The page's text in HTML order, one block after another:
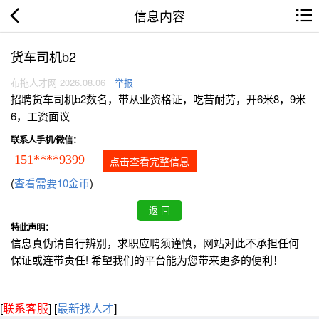
信息内容
货车司机b2
布拖人才网 2026.08.06 举报
招聘货车司机b2数名，带从业资格证，吃苦耐劳，开6米8，9米
6，工资面议
联系人手机/微信：
151****9399 点击查看完整信息
(查看需要10金币)
特此声明：
信息真伪请自行辨别，求职应聘须谨慎，网站对此不承担任何
保证或连带责任! 希望我们的平台能为您带来更多的便利！
[联系客服] [最新找人才]